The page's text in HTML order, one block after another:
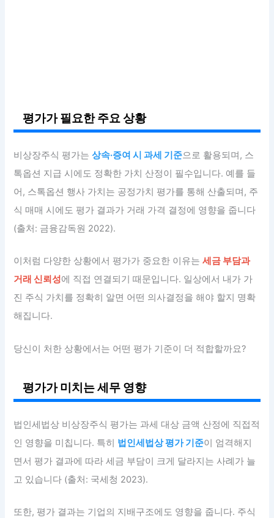
평가가 필요한 주요 상황
비상장주식 평가는상속·증여 시 과세 기준으로 활용되며, 스
톡옵션 지급 시에도 정확한 가치 산정이 필수입니다. 예를 들
어, 스톡옵션 행사 가치는 공정가치 평가를 통해 산출되며, 주
식 매매 시에도 평가 결과가 거래 가격 결정에 영향을 줍니다
(출처: 금융감독원 2022).
이처럼 다양한 상황에서 평가가 중요한 이유는세금 부담과
거래 신뢰성에 직접 연결되기 때문입니다. 일상에서 내가 가
진 주식 가치를 정확히 알면 어떤 의사결정을 해야 할지 명확
해집니다.
당신이 처한 상황에서는 어떤 평가 기준이 더 적합할까요?
평가가 미치는 세무 영향
법인세법상 비상장주식 평가는 과세 대상 금액 산정에 직접적
인 영향을 미칩니다. 특히 법인세법상 평가 기준이 엄격해지
면서 평가 결과에 따라 세금 부담이 크게 달라지는 사례가 늘
고 있습니다 (출처: 국세청 2023).
또한, 평가 결과는 기업의 지배구조에도 영향을 줍니다. 주식